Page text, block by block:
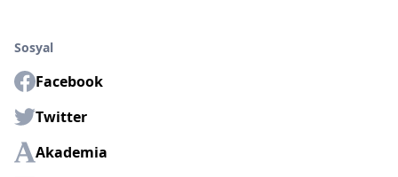
Sosyal
Facebook
Twitter
Akademia